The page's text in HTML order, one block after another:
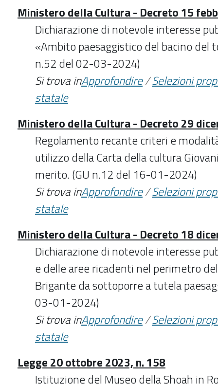
Ministero della Cultura - Decreto 15
Dichiarazione di notevole interesse
«Ambito paesaggistico del bacino del
n.52 del 02-03-2024)
Si trova inApprofondire/Selezioni
statale
Ministero della Cultura - Decreto 29
Regolamento recante criteri e
utilizzo della Carta della cultura
merito. (GU n.12 del 16-01-2024)
Si trova inApprofondire/Selezioni
statale
Ministero della Cultura - Decreto 18
Dichiarazione di notevole interesse
e delle aree ricadenti nel perimetro
Brigante da sottoporre a tutela
03-01-2024)
Si trova inApprofondire/Selezioni
statale
Legge 20 ottobre 2023, n. 158
Istituzione del Museo della Shoah in